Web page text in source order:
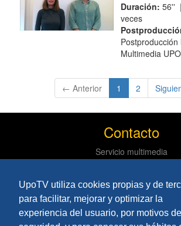
UpoTV utiliza cookies propias y de
para facilitar, mejorar y optimizar la
experiencia del usuario, por motivos de
Duración: 56'' |
veces
Multimedia UPO
← Anterior 1 (current)
2
Contacto
Servicio multimedia
Políticas
Aviso Legal